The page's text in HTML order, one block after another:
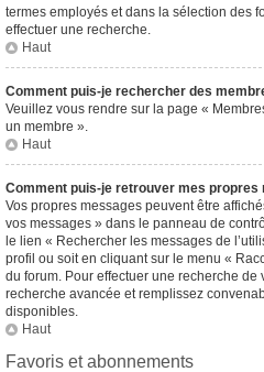
termes employés et dans la sélection des
effectuer une recherche.
Haut
Comment puis-je rechercher des
Veuillez vous rendre sur la page «
un membre ».
Haut
Comment puis-je retrouver mes propres
Vos propres messages peuvent être
vos messages » dans le panneau de
le lien « Rechercher les messages de
profil ou soit en cliquant sur le menu «
du forum. Pour effectuer une recherche de
recherche avancée et remplissez
disponibles.
Haut
Favoris et abonnements